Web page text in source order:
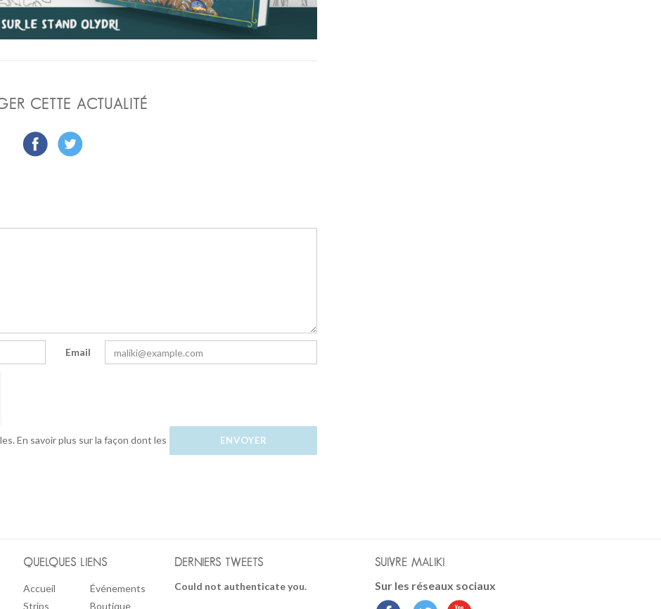
CETTE ACTUALITÉ
Email
En savoir plus sur la façon dont les
QUELQUES LIENS
Accueil
Strips
Événements
Boutique
DERNIERS TWEETS
Could not authenticate you.
SUIVRE MALIKI
Sur les réseaux sociaux